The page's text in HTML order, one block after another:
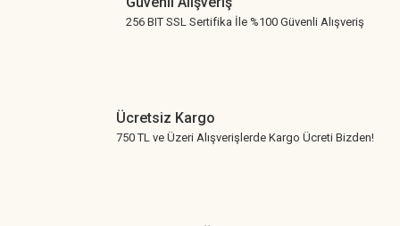
256 BIT SSL Sertifika İle %100 Güvenli Alışveriş
Ücretsiz Kargo
750 TL ve Üzeri Alışverişlerde Kargo Ücreti Bizden!